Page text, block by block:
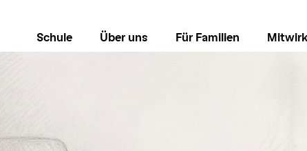
Schule Über uns Für Familien